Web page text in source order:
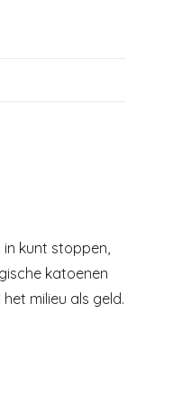
kunt stoppen,
katoenen
milieu als geld.